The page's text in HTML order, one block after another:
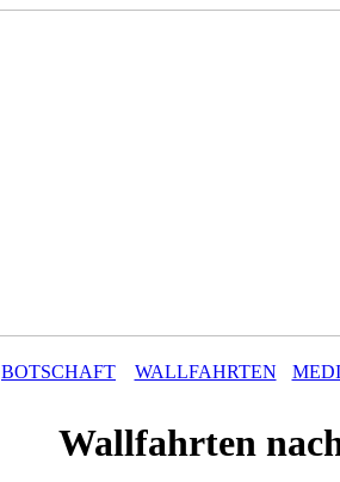
BOTSCHAFT WALLFAHRTEN
Wallfahrten